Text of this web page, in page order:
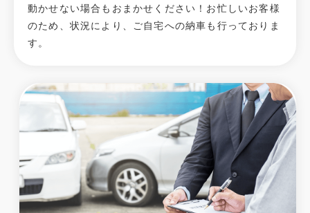
動かせない場合もおまかせください！お忙しいお客様
のため、状況により、ご自宅への納⾞も⾏っておりま
す。